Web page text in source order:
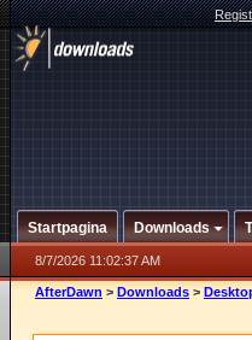
Startpagina Downloads
8/7/2026 11:02:37 AM
AfterDawn > Downloads >